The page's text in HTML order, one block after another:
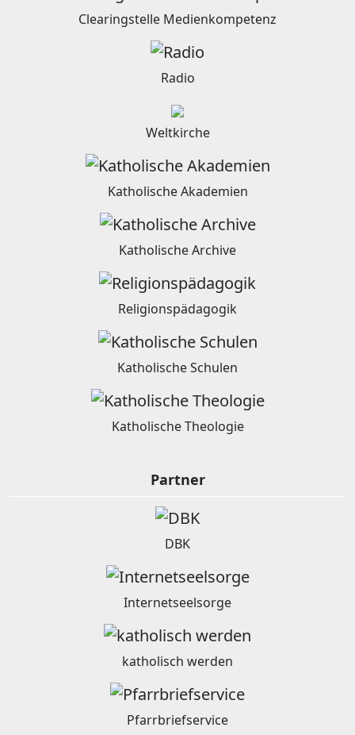
Clearingstelle Medienkompetenz
Radio
Weltkirche
Katholische Akademien
Katholische Archive
Religionspädagogik
Katholische Schulen
Katholische Theologie
Partner
DBK
Internetseelsorge
katholisch werden
Pfarrbriefservice